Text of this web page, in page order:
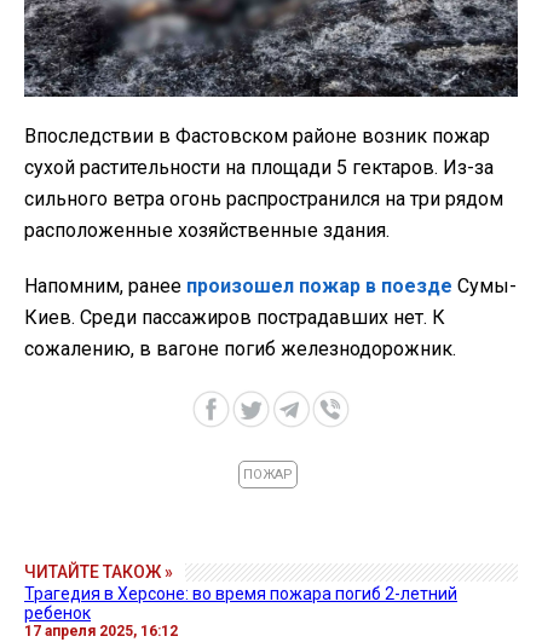
Впоследствии в Фастовском районе возник пожар
сухой растительности на площади 5 гектаров. Из-за
сильного ветра огонь распространился на три рядом
расположенные хозяйственные здания.
Напомним, ранее произошел пожар в поезде Сумы-
Киев. Среди пассажиров пострадавших нет. К
сожалению, в вагоне погиб железнодорожник.
ПОЖАР
ЧИТАЙТЕ ТАКОЖ »
Трагедия в Херсоне: во время пожара погиб 2-летний
ребенок
17 апреля 2025, 16:12